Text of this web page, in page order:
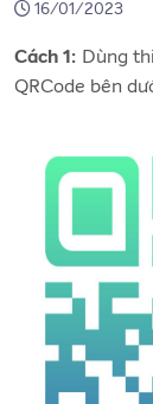
16/01/2023
Cách 1: Dùng
QRCode bên